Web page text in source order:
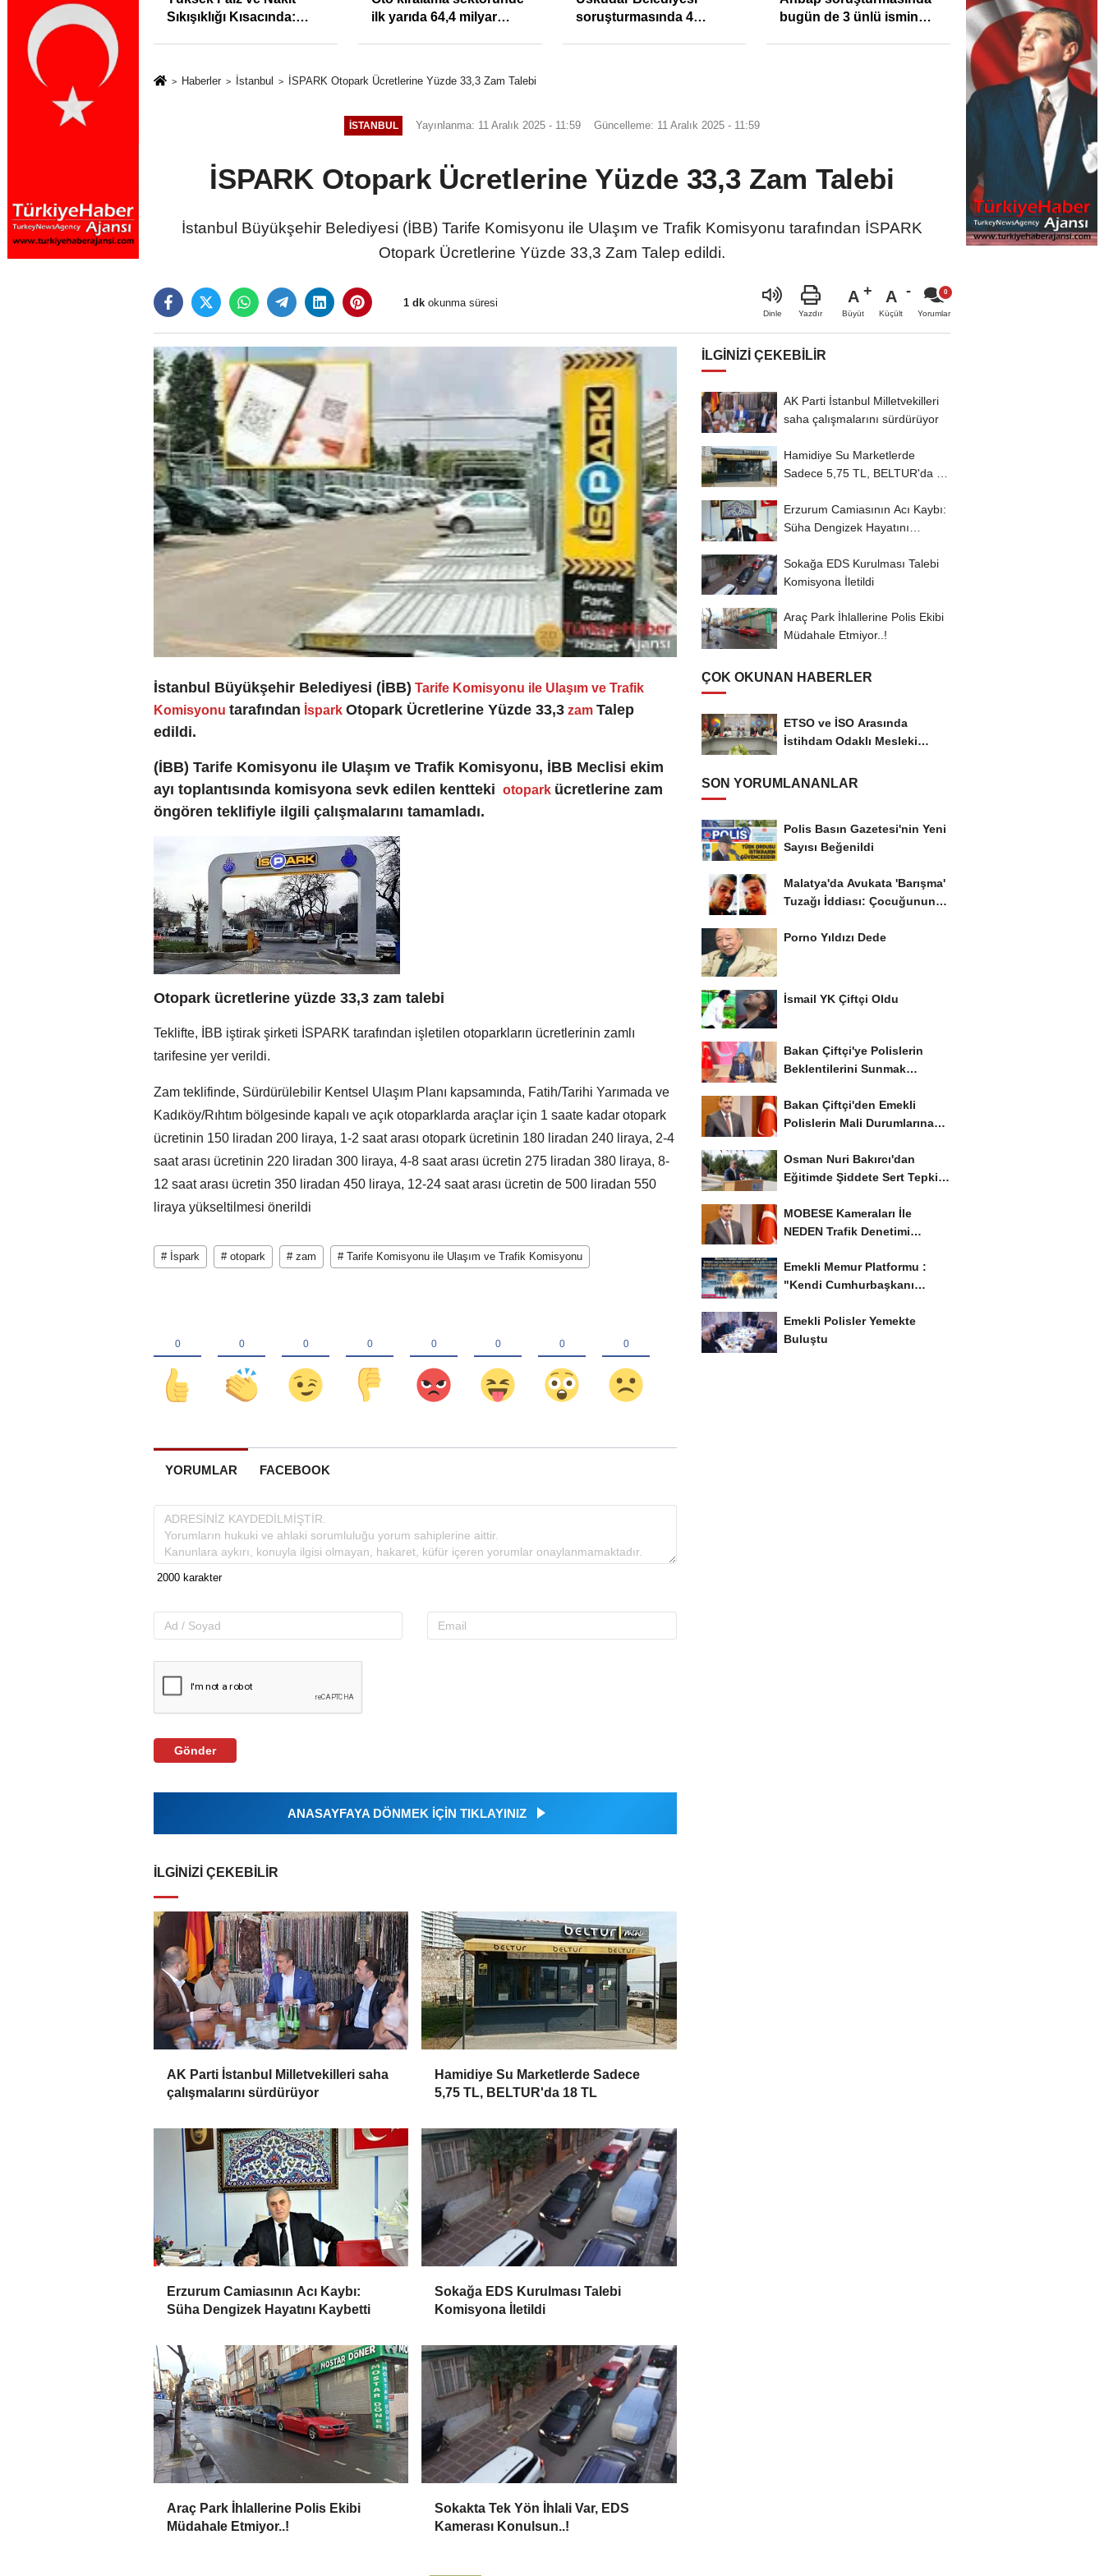
%31,75;
%50,49 olarak
Sıkışıklığı Kısacında:
ilk yarıda 64,4 milyar
soruşturmasında 4
bugün de 3 ünlü ismin
Haberler İstanbul İSPARK Otopark Ücretlerine Yüzde 33,3 Zam Talebi
İSTANBUL Yayınlanma: 11 Aralık 2025 - 11:59 Güncelleme: 11 Aralık 2025 - 11:59
İSPARK Otopark Ücretlerine Yüzde 33,3 Zam Talebi
İstanbul Büyükşehir Belediyesi (İBB) Tarife Komisyonu ile Ulaşım ve Trafik Komisyonu tarafından İSPARK
Otopark Ücretlerine Yüzde 33,3 Zam Talep edildi.
1 dk okunma süresi
Dinle Yazdır
A
Büyüt
A
Küçült Yorumlar
İstanbul Büyükşehir Belediyesi (İBB) Tarife Komisyonu ile Ulaşım ve Trafik
Komisyonu tarafından İspark Otopark Ücretlerine Yüzde 33,3 zam Talep
edildi.
(İBB) Tarife Komisyonu ile Ulaşım ve Trafik Komisyonu, İBB Meclisi ekim
ayı toplantısında komisyona sevk edilen kentteki otopark ücretlerine zam
öngören teklifiyle ilgili çalışmalarını tamamladı.
Otopark ücretlerine yüzde 33,3 zam talebi
Teklifte, İBB iştirak şirketi İSPARK tarafından işletilen otoparkların ücretlerinin zamlı
tarifesine yer verildi.
Zam teklifinde, Sürdürülebilir Kentsel Ulaşım Planı kapsamında, Fatih/Tarihi Yarımada ve
Kadıköy/Rıhtım bölgesinde kapalı ve açık otoparklarda araçlar için 1 saate kadar otopark
ücretinin 150 liradan 200 liraya, 1-2 saat arası otopark ücretinin 180 liradan 240 liraya, 2-4
saat arası ücretinin 220 liradan 300 liraya, 4-8 saat arası ücretin 275 liradan 380 liraya, 8-
12 saat arası ücretin 350 liradan 450 liraya, 12-24 saat arası ücretin de 500 liradan 550
liraya yükseltilmesi önerildi
# İspark # otopark # zam # Tarife Komisyonu ile Ulaşım ve Trafik Komisyonu
YORUMLAR FACEBOOK
Gönder
ANASAYFAYA DÖNMEK İÇİN TIKLAYINIZ
İLGINIZI ÇEKEBILIR
AK Parti İstanbul Milletvekilleri saha
çalışmalarını sürdürüyor
Hamidiye Su Marketlerde Sadece
5,75 TL, BELTUR'da 18 TL
Erzurum Camiasının Acı Kaybı:
Süha Dengizek Hayatını Kaybetti
Sokağa EDS Kurulması Talebi
Komisyona İletildi
Araç Park İhlallerine Polis Ekibi
Müdahale Etmiyor..!
Sokakta Tek Yön İhlali Var, EDS
Kamerası Konulsun..!
İLGINIZI ÇEKEBILIR
AK Parti İstanbul Milletvekilleri
saha çalışmalarını sürdürüyor
Hamidiye Su Marketlerde
Sadece 5,75 TL, BELTUR'da 18
Erzurum Camiasının Acı Kaybı:
Süha Dengizek Hayatını
Sokağa EDS Kurulması Talebi
Komisyona İletildi
Araç Park İhlallerine Polis Ekibi
Müdahale Etmiyor..!
ÇOK OKUNAN HABERLER
ETSO ve İSO Arasında
İstihdam Odaklı Mesleki
SON YORUMLANANLAR
Polis Basın Gazetesi'nin Yeni
Sayısı Beğenildi
Malatya'da Avukata 'Barışma'
Tuzağı İddiası: Çocuğunun
Porno Yıldızı Dede
İsmail YK Çiftçi Oldu
Bakan Çiftçi'ye Polislerin
Beklentilerini Sunmak
Bakan Çiftçi'den Emekli
Polislerin Mali Durumlarına
Osman Nuri Bakırcı'dan
Eğitimde Şiddete Sert Tepki:
MOBESE Kameraları İle
NEDEN Trafik Denetimi
Emekli Memur Platformu :
"Kendi Cumhurbaşkanı
Emekli Polisler Yemekte
Buluştu